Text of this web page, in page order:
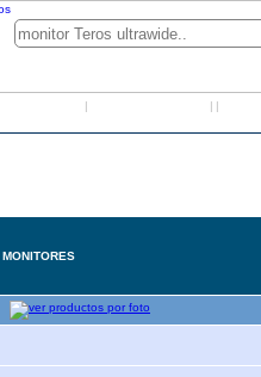
| | |
MONITORES